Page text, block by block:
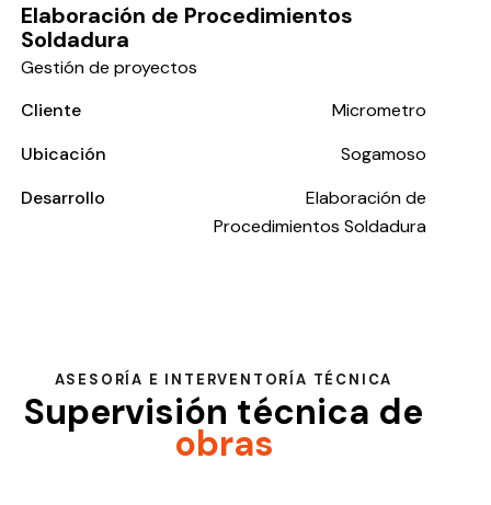
Elaboración de Procedimientos
Soldadura
Gestión de proyectos
Cliente
Micrometro
Ubicación
Sogamoso
Desarrollo
Elaboración de
Procedimientos Soldadura
ASESORÍA E INTERVENTORÍA TÉCNICA
Supervisión técnica de
obras